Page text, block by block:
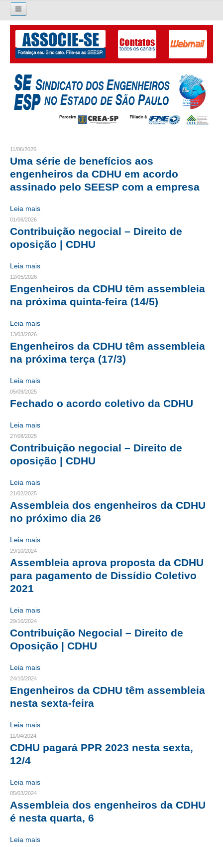
Pesquisar...
O SINDICATO
APRESENTAÇÃO
PALAVRA DO PRESIDENTE
LIVRO GESTÃO 2026-2029
SUBSEDES SINDICAIS
ORGANOGRAMA
CRESCE BRASIL
COMPOSIÇÃO
CONSELHOS ASSESSORES
PERSONALIDADES DA TECNOLOGIA
NÚCLEO DA MULHER ENGENHEIRA
TRANSPARÊNCIA
JURÍDICO
CONSULTORIA
ACORDOS, CONVENÇÕES E DISSÍDIOS
CONTRIBUIÇÕES
CONTRIBUIÇÃO ASSISTENCIAL
CONTRIBUIÇÃO ASSOCIATIVA OU ANUIDADE DE SÓCIO
CONTRIBUIÇÃO SINDICAL URBANA
FGTS EXPURGOS
FGTS CORREÇÃO
LEGISLAÇÃO
LEI 4.950-A/1966 – PISO SALARIAL
LEI 5.194/1966 – REGULAMENTAÇÃO DA PROFISSÃO
LEI 6.496/1977 – ART
RES 1.002/2002 – CÓDIGO DE ÉTICA
FIQUE POR DENTRO
APRESENTAÇÃO
11/06/2026
Uma série de benefícios aos
engenheiros da CDHU em acordo
assinado pelo SEESP com a empresa
Leia mais
01/06/2026
Contribuição negocial – Direito de
oposição | CDHU
Leia mais
12/05/2026
Engenheiros da CDHU têm assembleia
na próxima quinta-feira (14/5)
Leia mais
13/03/2026
Engenheiros da CDHU têm assembleia
na próxima terça (17/3)
Leia mais
05/09/2025
Fechado o acordo coletivo da CDHU
Leia mais
27/08/2025
Contribuição negocial – Direito de
oposição | CDHU
Leia mais
21/02/2025
Assembleia dos engenheiros da CDHU
no próximo dia 26
Leia mais
29/10/2024
Assembleia aprova proposta da CDHU
para pagamento de Dissídio Coletivo
2021
Leia mais
29/10/2024
Contribuição Negocial – Direito de
Oposição | CDHU
Leia mais
24/10/2024
Engenheiros da CDHU têm assembleia
nesta sexta-feira
Leia mais
11/04/2024
CDHU pagará PPR 2023 nesta sexta,
12/4
Leia mais
05/03/2024
Assembleia dos engenheiros da CDHU
é nesta quarta, 6
Leia mais